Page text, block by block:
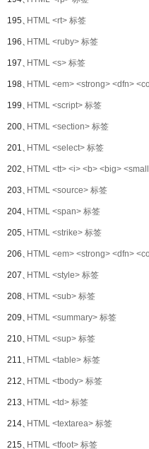
195、HTML <rt> 标签
196、HTML <ruby> 标签
197、HTML <s> 标签
198、HTML <em> <strong> <dfn>
199、HTML <script> 标签
200、HTML <section> 标签
201、HTML <select> 标签
202、HTML <tt> <i> <b> <big>
203、HTML <source> 标签
204、HTML <span> 标签
205、HTML <strike> 标签
206、HTML <em> <strong> <dfn>
207、HTML <style> 标签
208、HTML <sub> 标签
209、HTML <summary> 标签
210、HTML <sup> 标签
211、HTML <table> 标签
212、HTML <tbody> 标签
213、HTML <td> 标签
214、HTML <textarea> 标签
215、HTML <tfoot> 标签